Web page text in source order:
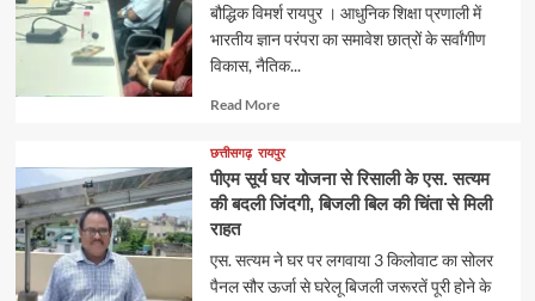
बौद्धिक विमर्श रायपुर । आधुनिक शिक्षा प्रणाली में
भारतीय ज्ञान परंपरा का समावेश छात्रों के सर्वांगीण
विकास, नैतिक...
Read MoreRead
about
छत्तीसगढ़ रायपुर
पीएम सूर्य घर योजना से रिसाली के एस. सत्यम
की बदली जिंदगी, बिजली बिल की चिंता से मिली
राहत
एस. सत्यम ने घर पर लगवाया 3 किलोवाट का सोलर
पैनल सौर ऊर्जा से घरेलू बिजली जरूरतें पूरी होने के